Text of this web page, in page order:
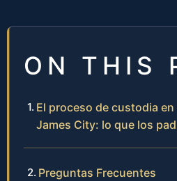
ON THIS
El proceso de custodia
James City: lo que los
Preguntas Frecuentes